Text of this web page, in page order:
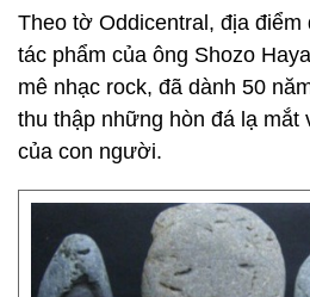
Theo tờ Oddicentral, địa điểm
tác phẩm của ông Shozo
mê nhạc rock, đã dành 50
thu thập những hòn đá lạ mắt
của con người.